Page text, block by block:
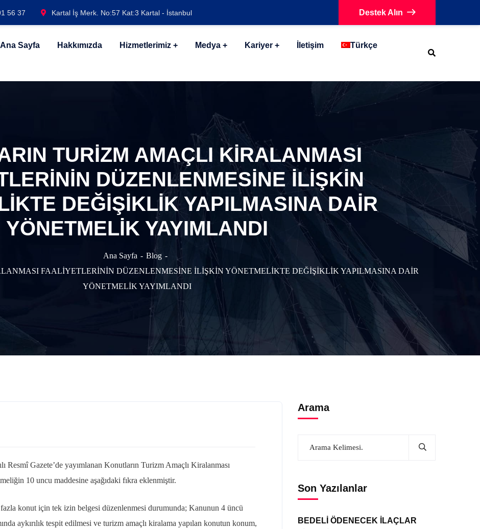
56 37 Kartal İş Merk. No:57 Kat:3 Kartal - İstanbul Destek Alın
Ana Sayfa Hakkımızda Hizmetlerimiz Medya Kariyer İletişim Türkçe
TURİZM AMAÇLI KİRALANMASI
DÜZENLENMESİNE İLİŞKİN
DEĞİŞİKLİK YAPILMASINA DAİR
YÖNETMELİK YAYIMLANDI
Ana Sayfa
Blog
FAALİYETLERİNİN DÜZENLENMESİNE İLİŞKİN YÖNETMELİKTE DEĞİŞİKLİK YAPILMASINA DAİR
YÖNETMELİK YAYIMLANDI
Resmî Gazete’de yayımlanan Konutların Turizm Amaçlı Kiralanması
10 uncu maddesine aşağıdaki fıkra eklenmiştir.
konut için tek izin belgesi düzenlenmesi durumunda; Kanunun 4 üncü
aykırılık tespit edilmesi ve turizm amaçlı kiralama yapılan konutun konum,
Arama
Son Yazılanlar
BEDELİ ÖDENECEK İLAÇLAR